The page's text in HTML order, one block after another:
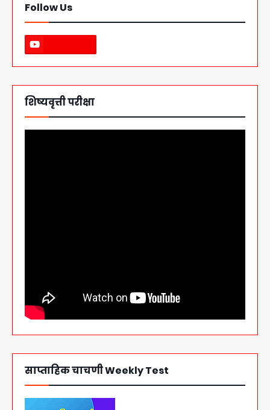
Follow Us
शिष्यवृत्ती परीक्षा
साप्ताहिक चाचणी Weekly Test